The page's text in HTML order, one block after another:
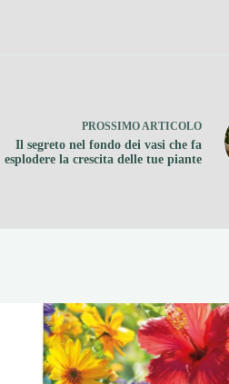
PROSSIMO ARTICOLO
Il segreto nel fondo dei vasi che fa
esplodere la crescita delle tue piante